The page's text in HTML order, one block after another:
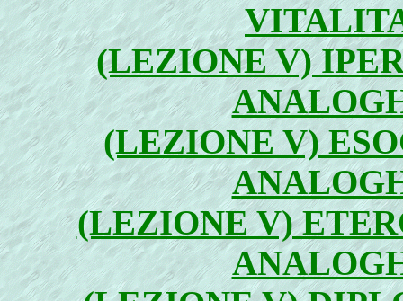
(LEZIONE V)
(LEZIONE V)
(LEZIONE V)